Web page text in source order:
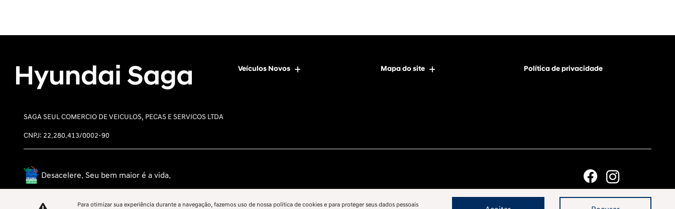
Veículos Novos Mapa do site Política de privacidade
SAGA SEUL COMERCIO DE VEICULOS, PECAS E SERVICOS LTDA
CNPJ: 22.280.413/0002-90
Desacelere. Seu bem maior é a vida.
Para otimizar sua experiência durante a navegação, fazemos uso de nossa política de cookies e para proteger seus dados pessoais